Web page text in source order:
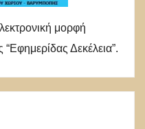
μορφή
Δεκέλεια”.